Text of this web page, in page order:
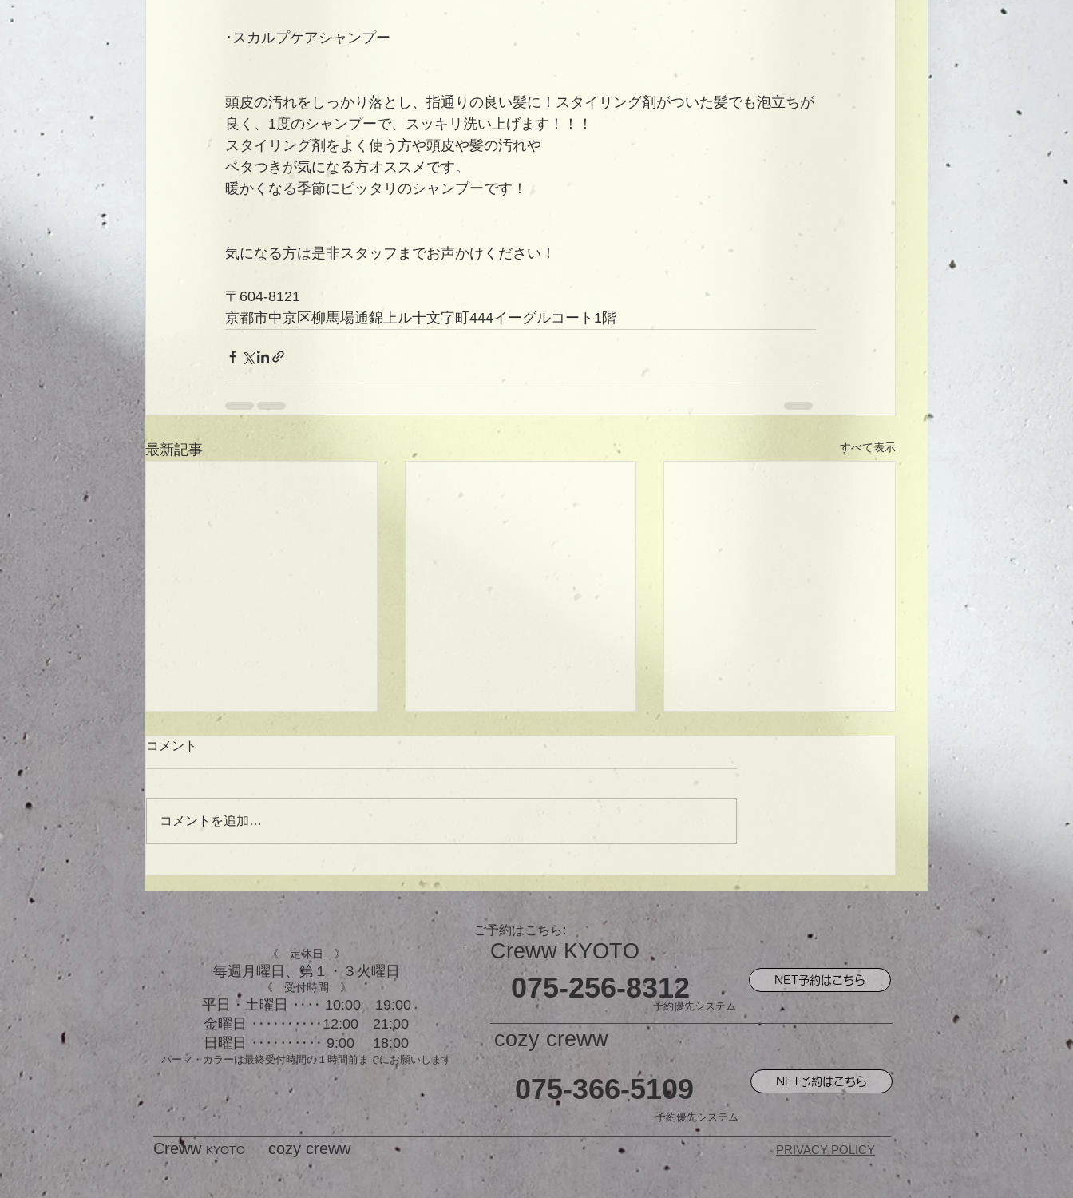
･スカルプケアシャンプー
頭皮の汚れをしっかり落とし、指通りの良い髪に！スタイリング剤がついた髪でも泡立ちが
良く、1度のシャンプーで、スッキリ洗い上げます！！！
スタイリング剤をよく使う方や頭皮や髪の汚れや
ベタつきが気になる方オススメです。
暖かくなる季節にピッタリのシャンプーです！
気になる方は是非スタッフまでお声かけください！
〒604-8121
京都市中京区柳馬場通錦上ル十文字町444イーグルコート1階
最新記事 すべて表示
バスオイル★
★ラインボブ【ぱつっとボ
で貴方だけのまとまるボブを提供
い♪ 【ご予約に関して】 平日は比
メニューが決まらない方はご相談
クーポンをご活用下さいませ。...
ュ！
コメント
コメントを追加…
ご予約はこちら:
《 定休日 》
毎週月曜日、​第１・３火曜日
《 受付時間 》
平日・土曜日 ‥‥ 10:00 19:00
金曜日 ‥‥‥‥‥12:00 21:00
日曜日 ‥‥‥‥‥ 9:00 18:00
パーマ・カラーは最終受付時間の１時間前までにお願いします
予約優先システム
Creww KYOTO
075-256-8312 NET予約はこちら
cozy creww
075-366-5109 NET予約はこちら
予約優先システム
Creww KYOTO cozy creww PRIVACY POLICY